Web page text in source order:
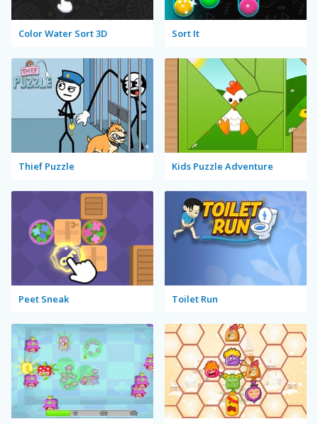
Color Water Sort 3D Sort It
Thief Puzzle Kids Puzzle Adventure
Peet Sneak Toilet Run